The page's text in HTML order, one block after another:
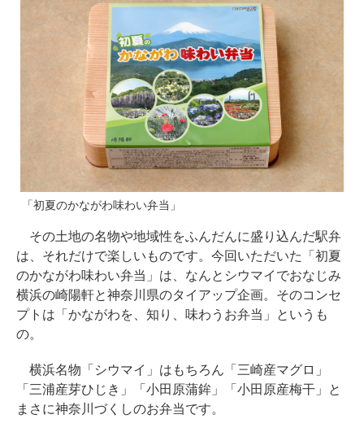
「初夏のかながわ味わい弁当」
その土地の名物や地域性をふんだんに盛り込んだ駅弁
は、それだけで楽しいものです。今回いただいた「初夏
のかながわ味わい弁当」は、なんとシウマイでおなじみ
横浜の崎陽軒と神奈川県のタイアップ企画。そのコンセ
プトは「かながわを、知り、味わうお弁当」というも
の。
横浜名物「シウマイ」はもちろん「三崎産マグロ」
「三浦産芽ひじき」「小田原蒲鉾」「小田原産梅干」と
まさに神奈川づくしのお弁当です。